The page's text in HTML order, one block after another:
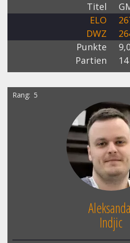
Titel
ELO
DWZ
Punkte
Partien
14
Rang 5
Indjic